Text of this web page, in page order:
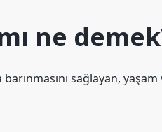
ne
sağlayan, yaşam